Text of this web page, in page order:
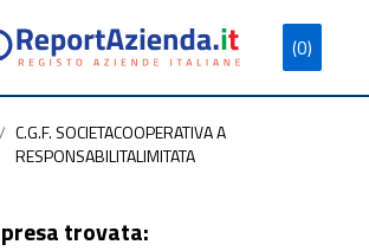
(0)
/ C.G.F. SOCIETACOOPERATIVA A
RESPONSABILITALIMITATA
trovata: